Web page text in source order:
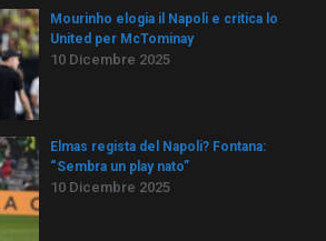
Mourinho elogia il Napoli e critica lo
United per McTominay
10 Dicembre 2025
Elmas regista del Napoli? Fontana:
“Sembra un play nato”
10 Dicembre 2025